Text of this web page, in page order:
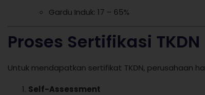
Gardu Induk: 17 – 65%
Proses Sertifikasi TKDN
Untuk mendapatkan sertifikat TKDN, perusahaan
Self-Assessment